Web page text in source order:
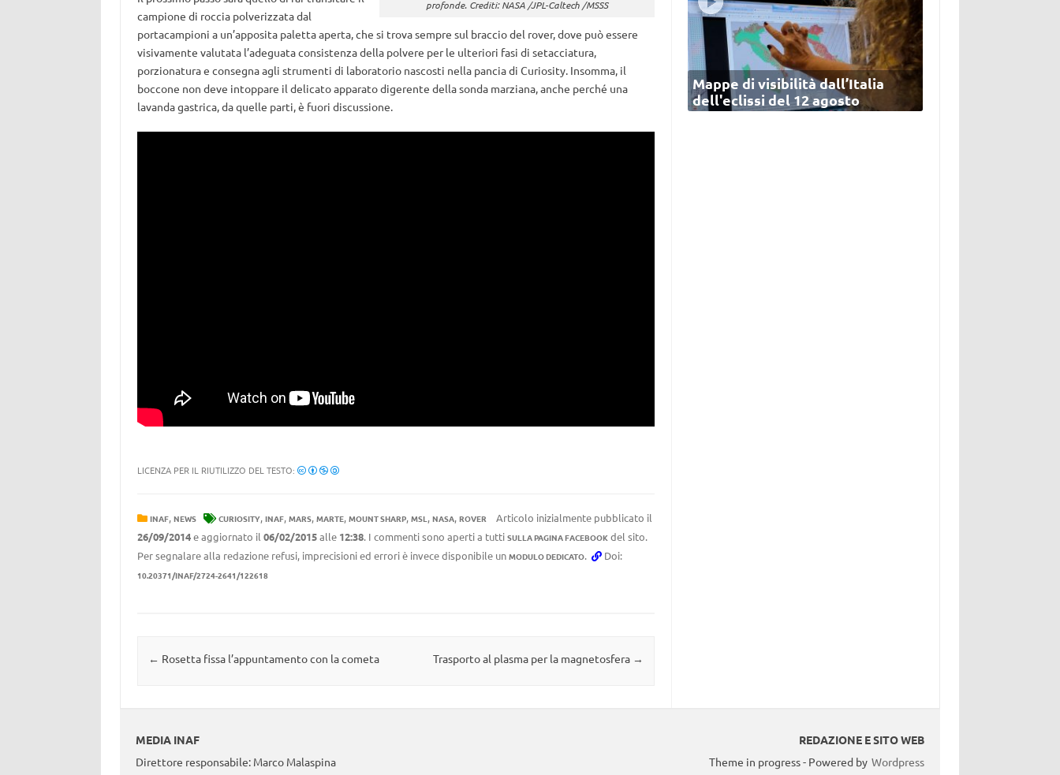
profonde. Crediti: NASA /JPL-Caltech /MSSS
campione di roccia polverizzata dal
portacampioni a un’apposita paletta aperta, che si trova sempre sul braccio del rover, dove può essere
visivamente valutata l’adeguata consistenza della polvere per le ulteriori fasi di setacciatura,
porzionatura e consegna agli strumenti di laboratorio nascosti nella pancia di Curiosity. Insomma, il
boccone non deve intoppare il delicato apparato digerente della sonda marziana, anche perché una
lavanda gastrica, da quelle parti, è fuori discussione.
LICENZA PER IL RIUTILIZZO DEL TESTO:
INAF, NEWS CURIOSITY, INAF, MARS, MARTE, MOUNT SHARP, MSL, NASA, ROVER
Articolo inizialmente pubblicato il
26/09/2014e aggiornato il 06/02/2015alle 12:38. I commenti sono aperti a tutti SULLA PAGINA FACEBOOKdel sito.
Per segnalare alla redazione refusi, imprecisioni ed errori è invece disponibile un MODULO DEDICATO. Doi:
10.20371/INAF/2724-2641/122618
Navigazione articolo
← Rosetta fissa l’appuntamento con la cometa Trasporto al plasma per la magnetosfera →
Mappe di visibilità dall’Italia
dell'eclissi del 12 agosto
MEDIA INAF
Direttore responsabile: Marco Malaspina
REDAZIONE E SITO WEB
Theme in progress - Powered by Wordpress